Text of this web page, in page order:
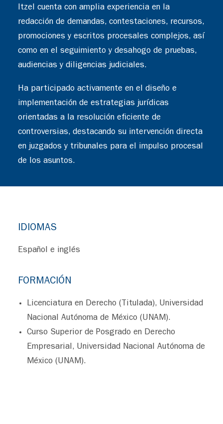
Itzel cuenta con amplia experiencia en la
redacción de demandas, contestaciones, recursos,
promociones y escritos procesales complejos, así
como en el seguimiento y desahogo de pruebas,
audiencias y diligencias judiciales.
Ha participado activamente en el diseño e
implementación de estrategias jurídicas
orientadas a la resolución eficiente de
controversias, destacando su intervención directa
en juzgados y tribunales para el impulso procesal
de los asuntos.
IDIOMAS
Español e inglés
FORMACIÓN
Licenciatura en Derecho (Titulada), Universidad
Nacional Autónoma de México (UNAM).
Curso Superior de Posgrado en Derecho
Empresarial, Universidad Nacional Autónoma de
México (UNAM).